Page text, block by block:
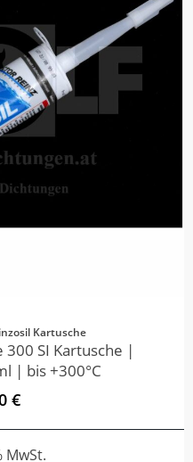
Kartusche
300 SI Kartusche |
| bis +300°C
€
MwSt.